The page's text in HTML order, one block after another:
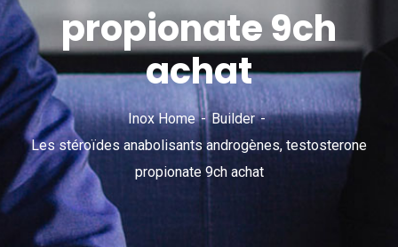
propionate 9ch
achat
Inox Home
Builder
Les stéroïdes anabolisants androgènes, testosterone
propionate 9ch achat